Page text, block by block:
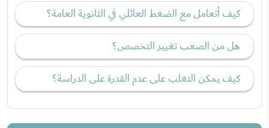
كيف أتعامل مع الضغط العائلي في الثانوية العامة؟
هل من الصعب تغيير التخصص؟
كيف يمكن التغلب على عدم القدرة على الدراسة؟